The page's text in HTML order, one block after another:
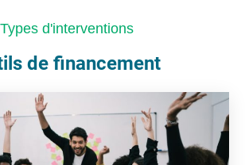
Types d'interventions
de financement